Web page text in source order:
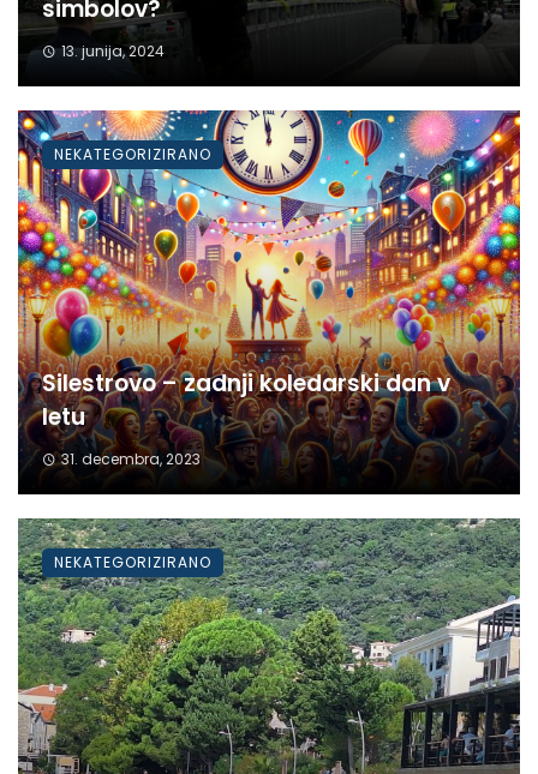
simbolov?
13. junija, 2024
Silestrovo – zadnji koledarski dan v
letu
31. decembra, 2023
NEKATEGORIZIRANO
NEKATEGORIZIRANO